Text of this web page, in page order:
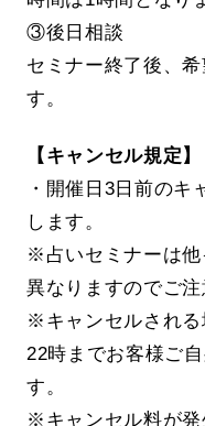
③後日相談
セミナー終了後、
す。
【キャンセル規定】
・開催日3日前のキ
します。
※占いセミナーは
異なりますのでご注
※キャンセルされ
22時までお客様ご
す。
※キャンセル料が